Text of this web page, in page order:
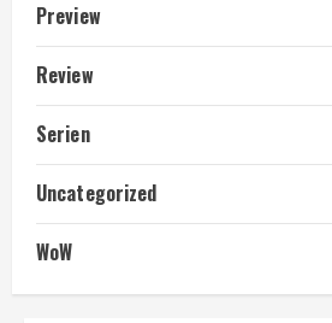
Preview
Review
Serien
Uncategorized
WoW